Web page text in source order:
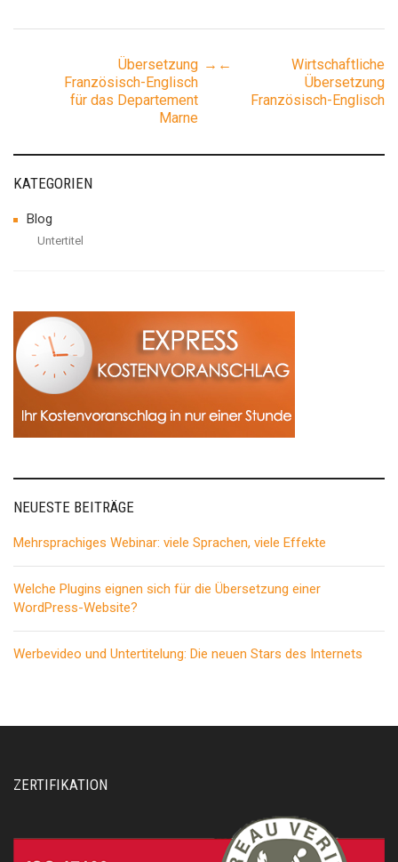
Post
navigation
←
Wirtschaftliche
Übersetzung
Französisch-Englisch
Übersetzung
Französisch-Englisch
für das Departement
Marne
→
KATEGORIEN
Blog
Untertitel
NEUESTE BEITRÄGE
Mehrsprachiges Webinar: viele Sprachen, viele Effekte
Welche Plugins eignen sich für die Übersetzung einer
WordPress-Website?
Werbevideo und Untertitelung: Die neuen Stars des Internets
ZERTIFIKATION